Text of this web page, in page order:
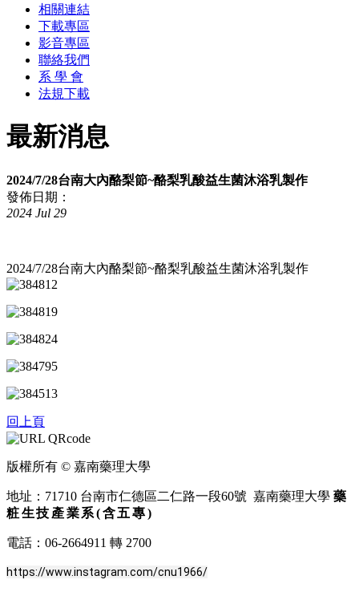
相關連結
下載專區
影音專區
聯絡我們
系 學 會
法規下載
最新消息
2024/7/28台南大內酪梨節~酪梨乳酸益生菌沐浴乳製作
發佈日期：
2024 Jul 29
2024/7/28台南大內酪梨節~酪梨乳酸益生菌沐浴乳製作
回上頁
版權所有 © 嘉南藥理大學
地址：71710 台南市仁德區二仁路一段60號 嘉南藥理大學 藥
粧生技產業系(含五專)
電話：06-2664911 轉 2700
https://www.instagram.com/cnu1966/